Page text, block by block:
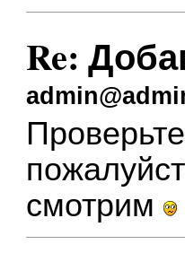
Re:
смотрим